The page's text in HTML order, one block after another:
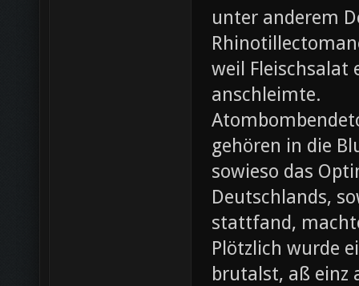
unter anderem
weil Fleischsalat
anschleimte.
gehören in die
sowieso das
Deutschlands,
stattfand,
Plötzlich wurde
brutalst, aß einz